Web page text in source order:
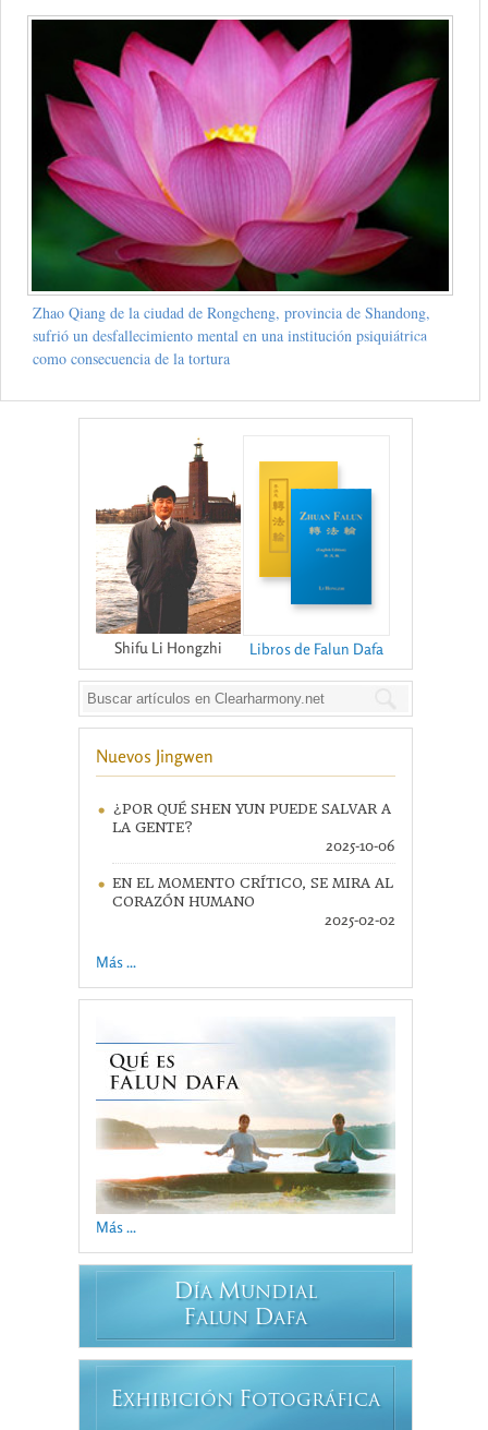
Zhao Qiang de la ciudad de Rongcheng, provincia de Shandong,
sufrió un desfallecimiento mental en una institución psiquiátrica
como consecuencia de la tortura
Shifu Li Hongzhi Libros de Falun Dafa
Nuevos Jingwen
¿POR QUÉ SHEN YUN PUEDE SALVAR A
LA GENTE?
2025-10-06
EN EL MOMENTO CRÍTICO, SE MIRA AL
CORAZÓN HUMANO
2025-02-02
Más ...
Más ...
DÍA MUNDIAL
FALUN DAFA
EXHIBICIÓN FOTOGRÁFICA